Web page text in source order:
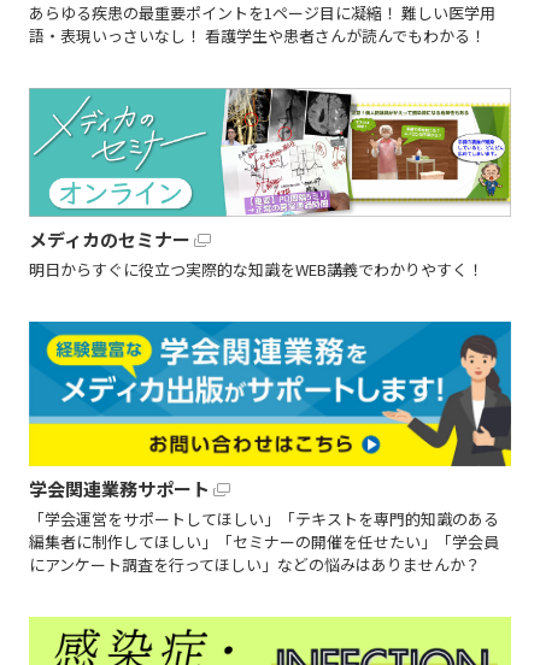
あらゆる疾患の最重要ポイントを1ページ目に凝縮！ 難しい医学用
語・表現いっさいなし！ 看護学生や患者さんが読んでもわかる！
メディカのセミナー
明日からすぐに役立つ実際的な知識をWEB講義でわかりやすく！
学会関連業務サポート
「学会運営をサポートしてほしい」「テキストを専門的知識のある
編集者に制作してほしい」「セミナーの開催を任せたい」「学会員
にアンケート調査を行ってほしい」などの悩みはありませんか？